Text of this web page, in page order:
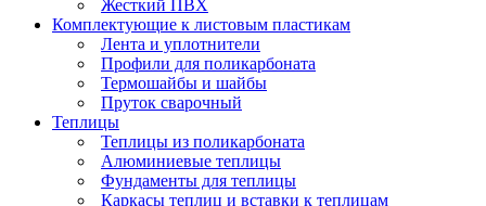
Жесткий ПВХ
Комплектующие к листовым пластикам
Лента и уплотнители
Профили для поликарбоната
Термошайбы и шайбы
Пруток сварочный
Теплицы
Теплицы из поликарбоната
Алюминиевые теплицы
Фундаменты для теплицы
Каркасы теплиц и вставки к теплицам